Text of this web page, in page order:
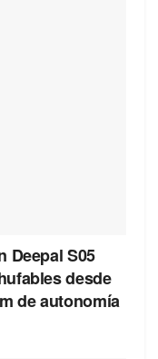
Deepal S05
desde
de autonomía